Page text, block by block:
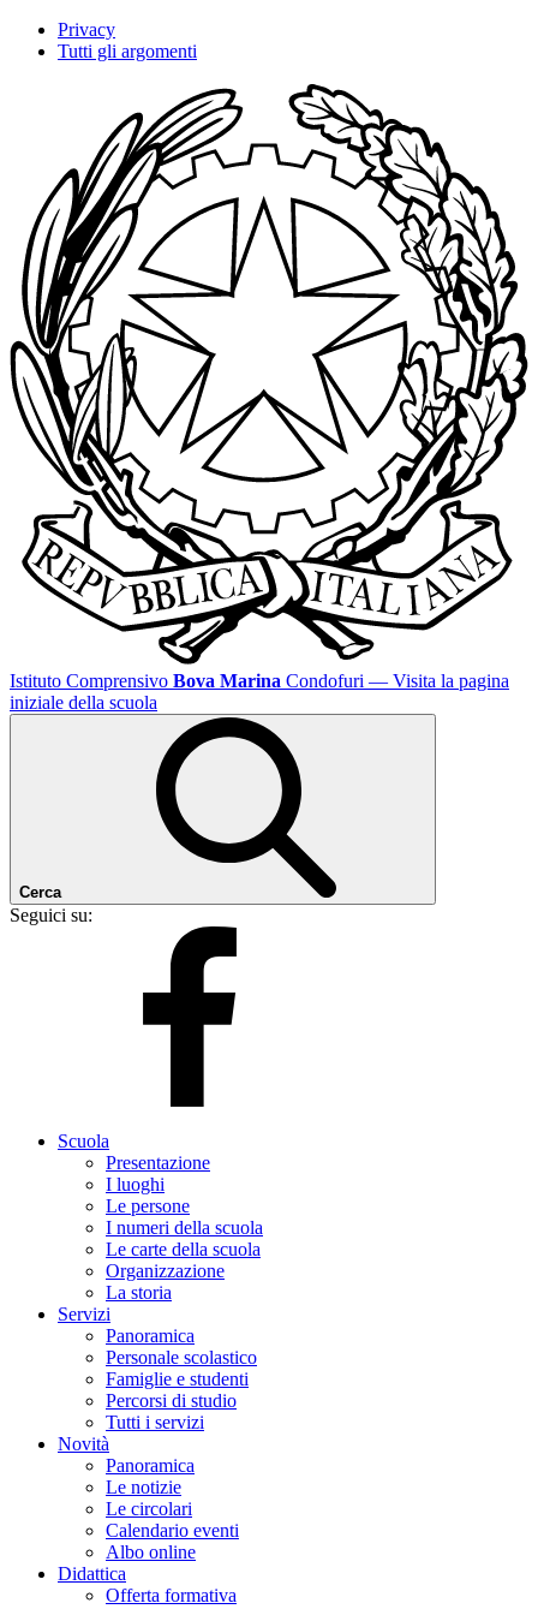
Privacy
Tutti gli argomenti
Istituto Comprensivo Bova Marina Condofuri — Visita la pagina
iniziale della scuola
Cerca
Seguici su:
Scuola
Presentazione
I luoghi
Le persone
I numeri della scuola
Le carte della scuola
Organizzazione
La storia
Servizi
Panoramica
Personale scolastico
Famiglie e studenti
Percorsi di studio
Tutti i servizi
Novità
Panoramica
Le notizie
Le circolari
Calendario eventi
Albo online
Didattica
Offerta formativa